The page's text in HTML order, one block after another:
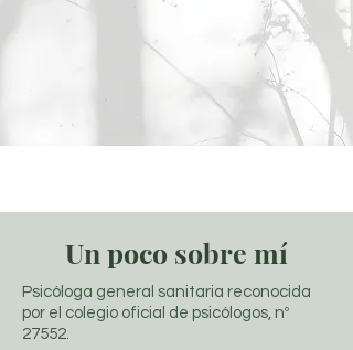
Un poco sobre mí
Psicóloga general sanitaria reconocida
por el colegio oficial de psicólogos, nº
27552.